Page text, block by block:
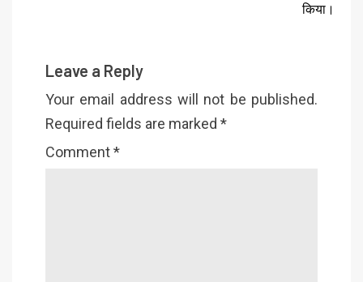
किया।
Leave a Reply
Your email address will not be published.
Required fields are marked *
Comment*